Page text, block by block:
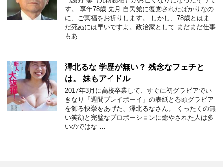
す。 享年78歳 先月 自民党に復党されたばかりなの
に、ご冥福をお祈りします。 しかし、78歳とはま
だ死ぬには早いですよ。政治家として まだまだ仕事
もあ …
澤北るな 学歴が無い？ 残念なフェチと
は。 妹もアイドル
2017年3月に高校卒業して、すぐに初グラビアでい
きなり「週間プレイボーイ」の表紙と巻頭グラビア
を飾る快挙をあげた、澤北るなさん。 くったくの無
い笑顔と完璧なプロポーションに癒やされた人は多
いのではな …